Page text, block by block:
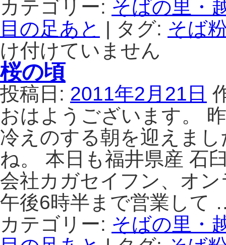
カテゴリー: そばの里・
目の足あと | タグ: そば
け付けていません
桜の頃
投稿日: 2011年2月21日
おはようございます。
冷えのする朝を迎えま
ね。 本日も福井県産 石
会社カガセイフン、オ
午後6時半まで営業し
カテゴリー: そばの里・